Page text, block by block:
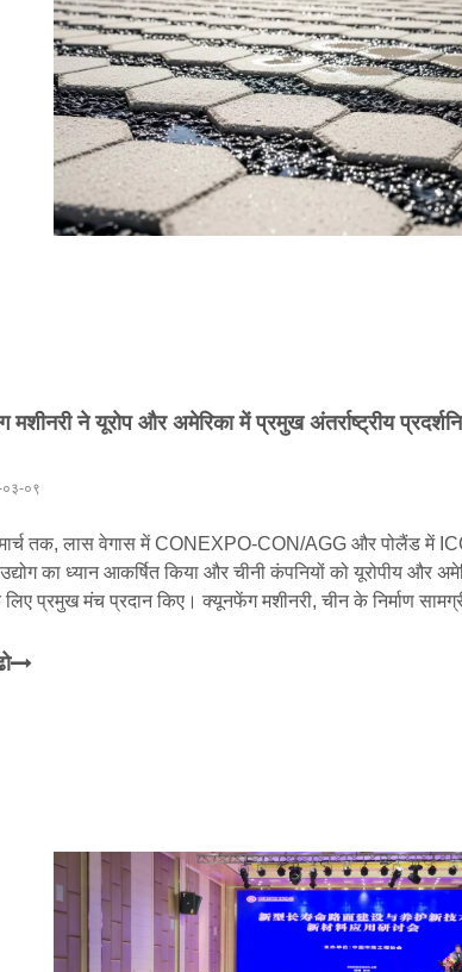
०९
तक, लास वेगास में CONEXPO-CON/AGG और पोलैंड में
का ध्यान आकर्षित किया और चीनी कंपनियों को यूरोपीय और
प्रमुख मंच प्रदान किए। क्यूनफेंग मशीनरी, चीन के निर्माण